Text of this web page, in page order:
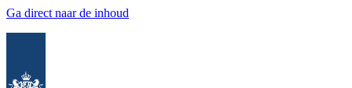
Ga direct naar de inhoud